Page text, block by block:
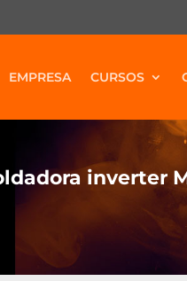
EMPRESA CURSOS
inverter